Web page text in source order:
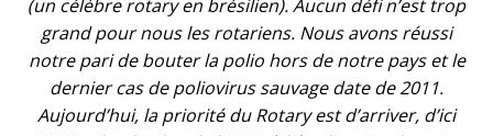
(un célèbre rotary en brésilien). Aucun défi n’est trop
grand pour nous les rotariens. Nous avons réussi
notre pari de bouter la polio hors de notre pays et le
dernier cas de poliovirus sauvage date de 2011.
Aujourd’hui, la priorité du Rotary est d’arriver, d’ici